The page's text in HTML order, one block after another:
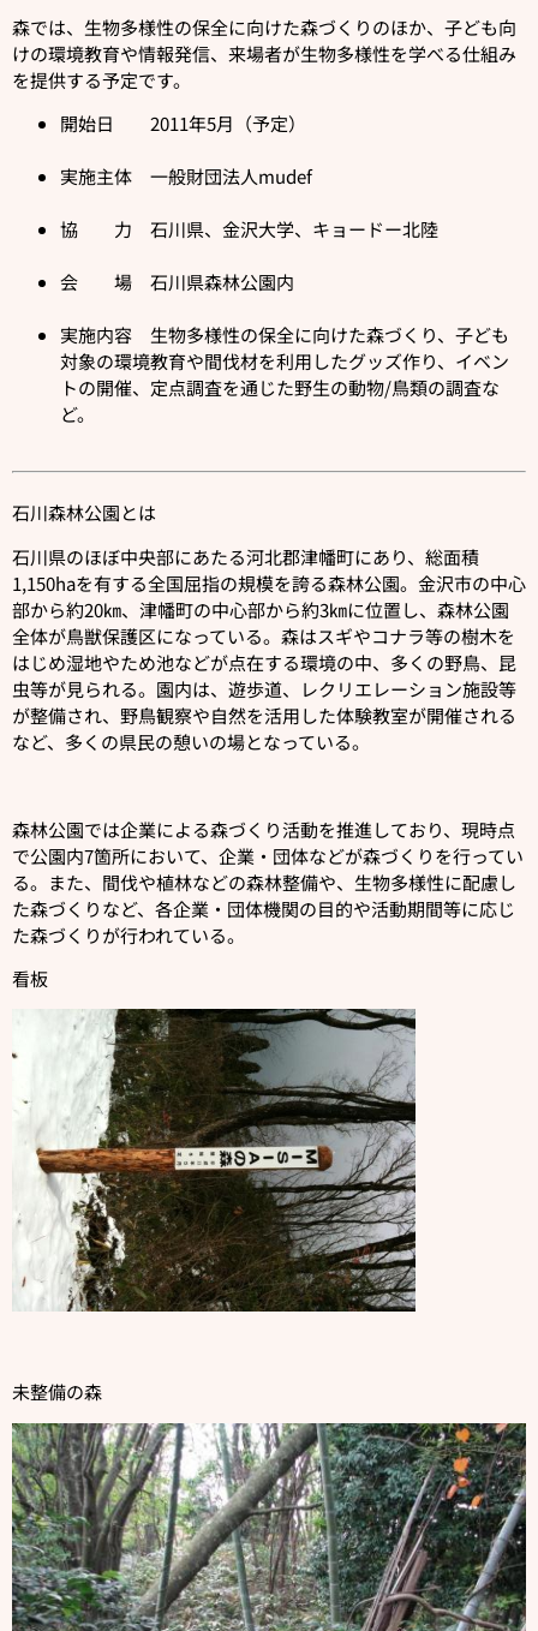
森では、生物多様性の保全に向けた森づくりのほか、子ども向
けの環境教育や情報発信、来場者が生物多様性を学べる仕組み
を提供する予定です。
開始日 2011年5月（予定）
実施主体 一般財団法人mudef
協 力 石川県、金沢大学、キョードー北陸
会 場 石川県森林公園内
実施内容 生物多様性の保全に向けた森づくり、子ども
対象の環境教育や間伐材を利用したグッズ作り、イベン
トの開催、定点調査を通じた野生の動物/鳥類の調査な
ど。
石川森林公園とは
石川県のほぼ中央部にあたる河北郡津幡町にあり、総面積
1,150haを有する全国屈指の規模を誇る森林公園。金沢市の中心
部から約20㎞、津幡町の中心部から約3㎞に位置し、森林公園
全体が鳥獣保護区になっている。森はスギやコナラ等の樹木を
はじめ湿地やため池などが点在する環境の中、多くの野鳥、昆
虫等が見られる。園内は、遊歩道、レクリエレーション施設等
が整備され、野鳥観察や自然を活用した体験教室が開催される
など、多くの県民の憩いの場となっている。
森林公園では企業による森づくり活動を推進しており、現時点
で公園内7箇所において、企業・団体などが森づくりを行ってい
る。また、間伐や植林などの森林整備や、生物多様性に配慮し
た森づくりなど、各企業・団体機関の目的や活動期間等に応じ
た森づくりが行われている。
看板
未整備の森